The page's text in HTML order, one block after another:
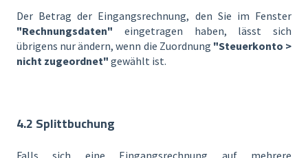
Der Betrag der Eingangsrechnung, den Sie im Fenster
"Rechnungsdaten" eingetragen haben, lässt sich
übrigens nur ändern, wenn die Zuordnung "Steuerkonto >
nicht zugeordnet" gewählt ist.
4.2 Splittbuchung